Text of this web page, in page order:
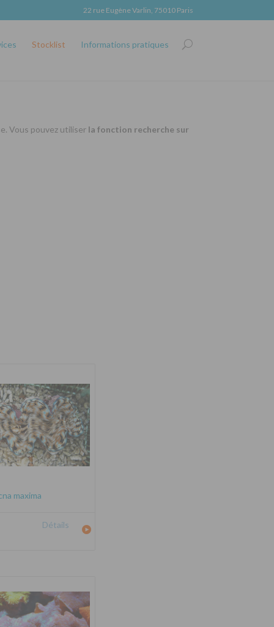
22 rue Eugène Varlin, 75010 Paris
Stocklist Informations pratiques
Vous pouvez utiliser la fonction recherche sur
maxima
Détails